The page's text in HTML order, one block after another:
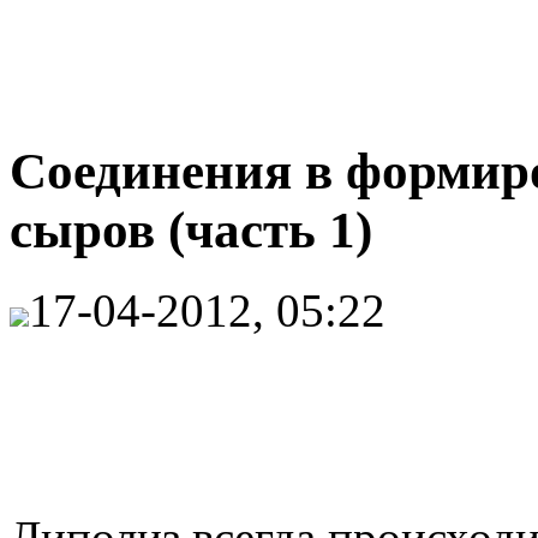
Соединения в
сыров (часть 1)
17-04-2012, 05:22